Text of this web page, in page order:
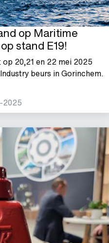
op Maritime
stand E19!
20,21 en 22 mei 2025
beurs in Gorinchem.
2025